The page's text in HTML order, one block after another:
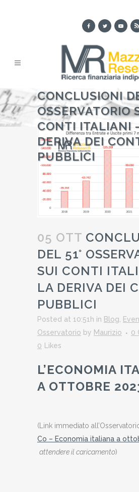
CONCLUSIONI
OSSERVATORIO
CONTI ITALIANI
DERIVA DEI
PUBBLICI
05 OTT
DEL 51°
SUI CONTI
LA DERIVA DEI
PUBBLICI
Posted at 10:51h in Blog
Osservatorio by Maurizio
0
0
Likes
L’ECONOMIA
A OTTOBRE
(Link immediato
Co – Economia italiana a
attendere il caricamento)